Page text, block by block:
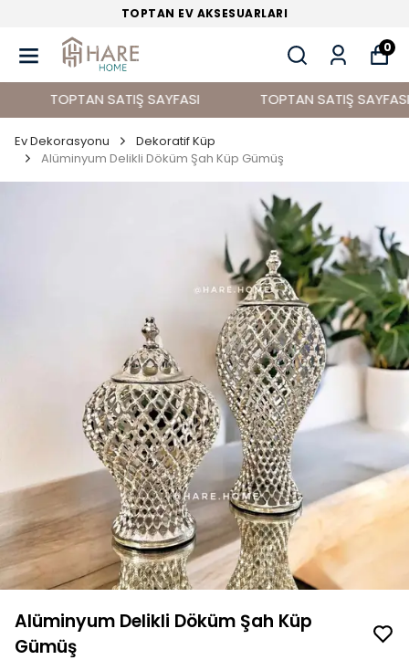
TOPTAN EV DEKORASYON ÜRÜNLERİ
0
TOPTAN SATIŞ SAYFASI TOPTAN SATIŞ SAYFASI
Ev Dekorasyonu
Dekoratif Küp
Alüminyum Delikli Döküm Şah Küp Gümüş
Alüminyum Delikli Döküm Şah Küp
Gümüş